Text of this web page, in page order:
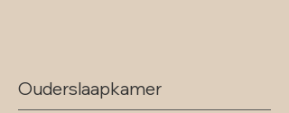
Ouderslaapkamer